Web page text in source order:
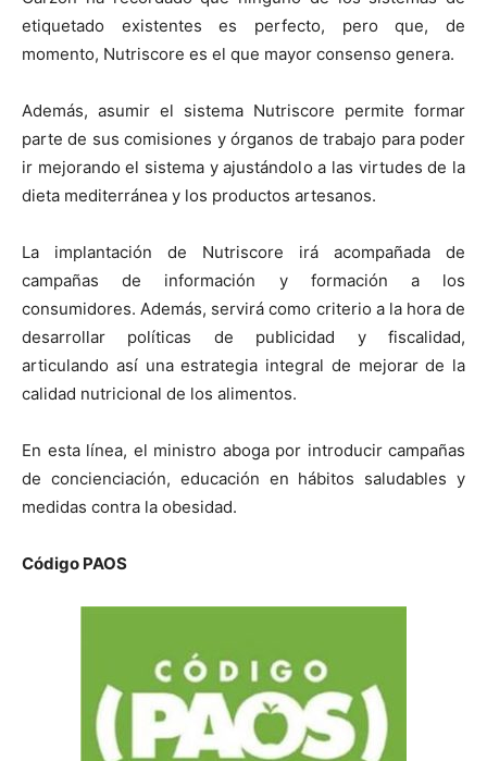
etiquetado existentes es perfecto, pero que, de
momento, Nutriscore es el que mayor consenso genera.
Además, asumir el sistema Nutriscore permite formar
parte de sus comisiones y órganos de trabajo para poder
ir mejorando el sistema y ajustándolo a las virtudes de la
dieta mediterránea y los productos artesanos.
La implantación de Nutriscore irá acompañada de
campañas de información y formación a los
consumidores. Además, servirá como criterio a la hora de
desarrollar políticas de publicidad y fiscalidad,
articulando así una estrategia integral de mejorar de la
calidad nutricional de los alimentos.
En esta línea, el ministro aboga por introducir campañas
de concienciación, educación en hábitos saludables y
medidas contra la obesidad.
Código PAOS